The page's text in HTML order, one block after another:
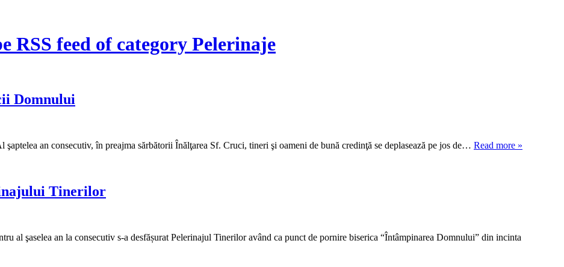
RSS feed of category Pelerinaje
Domnului
an consecutiv, în preajma sărbătorii Înălţarea Sf. Cruci, tineri şi oameni de bună credinţă se deplasează pe jos de… Read more »
Tinerilor
al şaselea an la consecutiv s-a desfășurat Pelerinajul Tinerilor având ca punct de pornire biserica “Întâmpinarea Domnului” din incinta